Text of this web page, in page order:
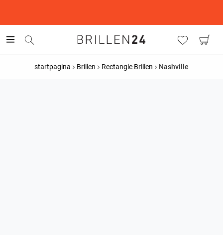
startpagina Brillen Rectangle Brillen Nashville